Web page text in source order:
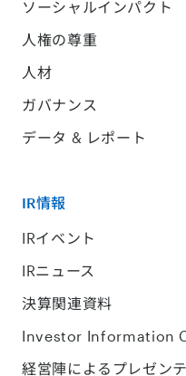
ソーシャルインパクト
人権の尊重
人材
ガバナンス
データ & レポート
IR情報
IRイベント
IRニュース
決算関連資料
Investor Information
経営陣によるプレゼン